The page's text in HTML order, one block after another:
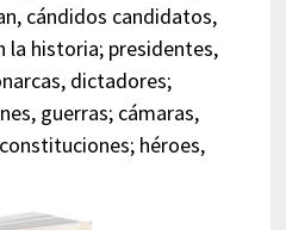
cándidos candidatos,
la historia; presidentes,
dictadores;
guerras; cámaras,
héroes,